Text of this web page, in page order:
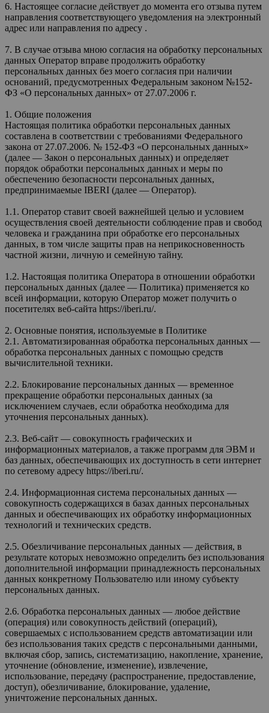
6. Настоящее согласие действует до момента его отзыва путем
направления соответствующего уведомления на электронный
адрес или направления по адресу .
7. В случае отзыва мною согласия на обработку персональных
данных Оператор вправе продолжить обработку
персональных данных без моего согласия при наличии
оснований, предусмотренных Федеральным законом №152-
ФЗ «О персональных данных» от 27.07.2006 г.
1. Общие положения
Настоящая политика обработки персональных данных
составлена в соответствии с требованиями Федерального
закона от 27.07.2006. № 152-ФЗ «О персональных данных»
(далее — Закон о персональных данных) и определяет
порядок обработки персональных данных и меры по
обеспечению безопасности персональных данных,
предпринимаемые IBERI (далее — Оператор).
1.1. Оператор ставит своей важнейшей целью и условием
осуществления своей деятельности соблюдение прав и свобод
человека и гражданина при обработке его персональных
данных, в том числе защиты прав на неприкосновенность
частной жизни, личную и семейную тайну.
1.2. Настоящая политика Оператора в отношении обработки
персональных данных (далее — Политика) применяется ко
всей информации, которую Оператор может получить о
посетителях веб-сайта https://iberi.ru/.
2. Основные понятия, используемые в Политике
2.1. Автоматизированная обработка персональных данных —
обработка персональных данных с помощью средств
вычислительной техники.
2.2. Блокирование персональных данных — временное
прекращение обработки персональных данных (за
исключением случаев, если обработка необходима для
уточнения персональных данных).
2.3. Веб-сайт — совокупность графических и
информационных материалов, а также программ для ЭВМ и
баз данных, обеспечивающих их доступность в сети интернет
по сетевому адресу https://iberi.ru/.
2.4. Информационная система персональных данных —
совокупность содержащихся в базах данных персональных
данных и обеспечивающих их обработку информационных
технологий и технических средств.
2.5. Обезличивание персональных данных — действия, в
результате которых невозможно определить без использования
дополнительной информации принадлежность персональных
данных конкретному Пользователю или иному субъекту
персональных данных.
2.6. Обработка персональных данных — любое действие
(операция) или совокупность действий (операций),
совершаемых с использованием средств автоматизации или
без использования таких средств с персональными данными,
включая сбор, запись, систематизацию, накопление, хранение,
уточнение (обновление, изменение), извлечение,
использование, передачу (распространение, предоставление,
доступ), обезличивание, блокирование, удаление,
уничтожение персональных данных.